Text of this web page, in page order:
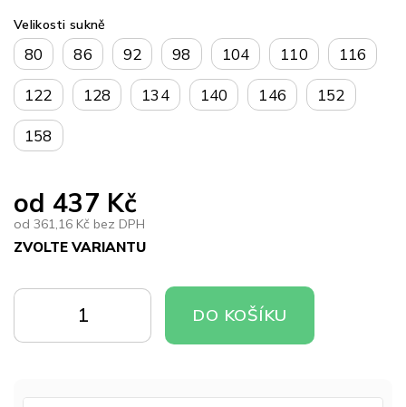
od 437 Kč
od 361,16 Kč bez DPH
ZVOLTE VARIANTU
cena:
Velikosti sukně
80 86 92 98 104 110 116
122 128 134 140 146 152
158
KOŠÍKU
KOŠÍKU
DO KOŠÍKU